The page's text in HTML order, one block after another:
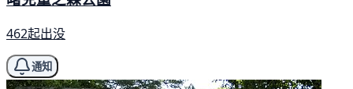
462起出没
通知